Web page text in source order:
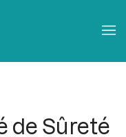
de Sûreté